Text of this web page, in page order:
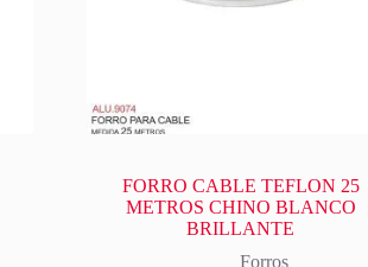
FORRO CABLE TEFLON 25
METROS CHINO BLANCO
BRILLANTE
Forros